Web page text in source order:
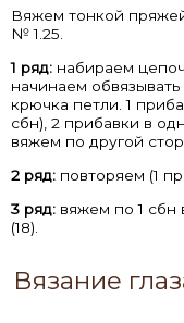
Вяжем тонкой
№ 1.25.
1 ряд: набираем
начинаем
крючка петли. 1
сбн), 2 прибавки в
вяжем по другой
2 ряд: повторяем (1
3 ряд: вяжем по 1
(18).
Вязание